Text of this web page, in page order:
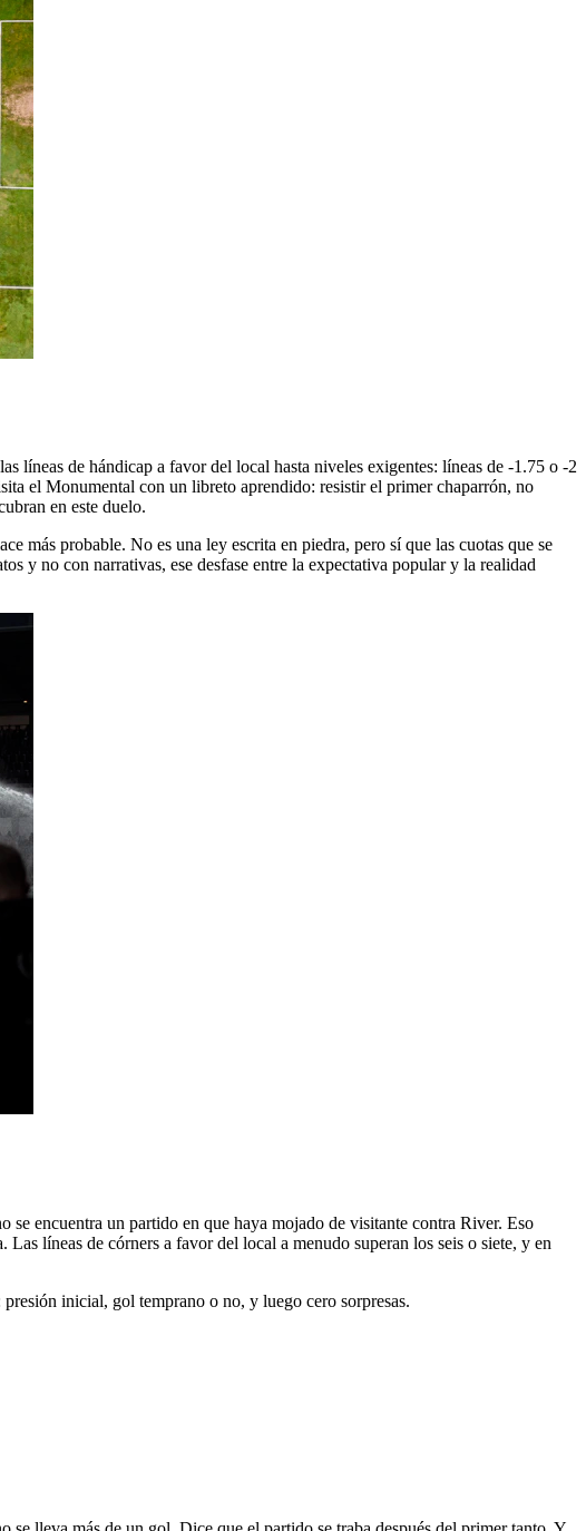
líneas de hándicap a favor del local hasta niveles exigentes: líneas de -1.75 o -2
el Monumental con un libreto aprendido: resistir el primer chaparrón, no
en este duelo.
más probable. No es una ley escrita en piedra, pero sí que las cuotas que se
y no con narrativas, ese desfase entre la expectativa popular y la realidad
encuentra un partido en que haya mojado de visitante contra River. Eso
líneas de córners a favor del local a menudo superan los seis o siete, y en
inicial, gol temprano o no, y luego cero sorpresas.